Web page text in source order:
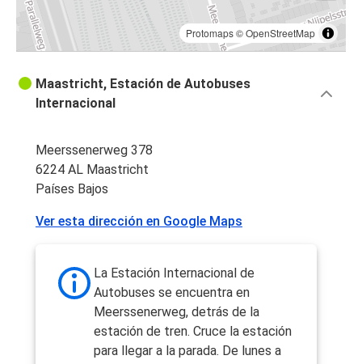
Protomaps©OpenStreetMap
Maastricht, Estación de Autobuses
Internacional
Meerssenerweg 378
6224 AL Maastricht
Países Bajos
Ver esta dirección en Google Maps
La Estación Internacional de
Autobuses se encuentra en
Meerssenerweg, detrás de la
estación de tren. Cruce la estación
para llegar a la parada. De lunes a